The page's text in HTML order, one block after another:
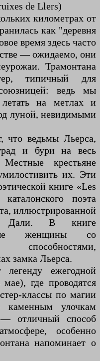
de Llers)
километрах от
как "деревня
время здесь часто
— ожидаемо, они
Трамонтана
типичный для
ведь мы
на метлах и
луной, невидимыми
что ведьмы Льерса,
и бури на весь
крестьяне
их. Эти
книге «Les
поэта
иллюстрированной
Дали. В книге
женщины со
способностями,
замка Льерса.
легенду ежегодной
где проводятся
классы по магии
улочкам
отличный способ
особенно
напоминает о